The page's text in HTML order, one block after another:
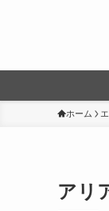
ホーム
アリ